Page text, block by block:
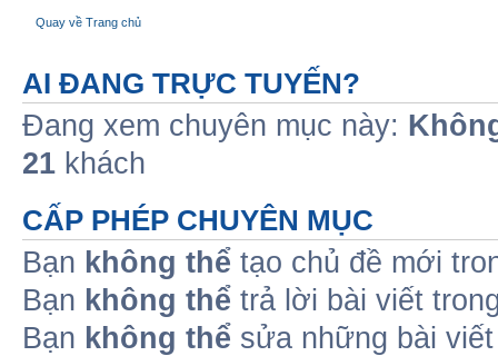
Quay về Trang chủ
AI ĐANG TRỰC TUYẾN?
Đang xem chuyên mục này:
21 khách
CẤP PHÉP CHUYÊN MỤC
Bạn không thể tạo chủ đề mới
Bạn không thể trả lời bài viết
Bạn không thể sửa những bài